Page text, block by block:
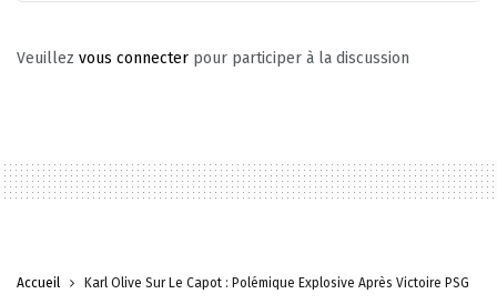
Veuillez vous connecter pour participer à la discussion
Accueil Karl Olive Sur Le Capot : Polémique Explosive Après Victoire PSG